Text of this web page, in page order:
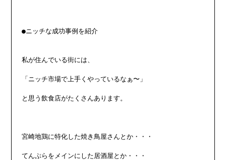
●ニッチな成功事例を紹介
私が住んでいる街には、
「ニッチ市場で上手くやっているなぁ〜」
と思う飲食店がたくさんあります。
宮崎地鶏に特化した焼き鳥屋さんとか・・・
てんぷらをメインにした居酒屋とか・・・